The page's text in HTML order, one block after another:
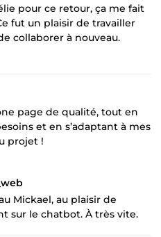
pour ce retour, ça me fait
fut un plaisir de travailler
collaborer à nouveau.
page de qualité, tout en
et en s’adaptant à mes
projet !
Mickael, au plaisir de
sur le chatbot. À très vite.